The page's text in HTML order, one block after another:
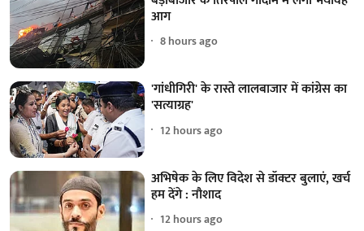
आग
8 hours ago
'गांधीगिरी' के रास्ते लालबाजार में कांग्रेस का
'सत्याग्रह'
12 hours ago
अभिषेक के लिए विदेश से डॉक्टर बुलाएं, खर्च
हम देंगे : नौशाद
12 hours ago